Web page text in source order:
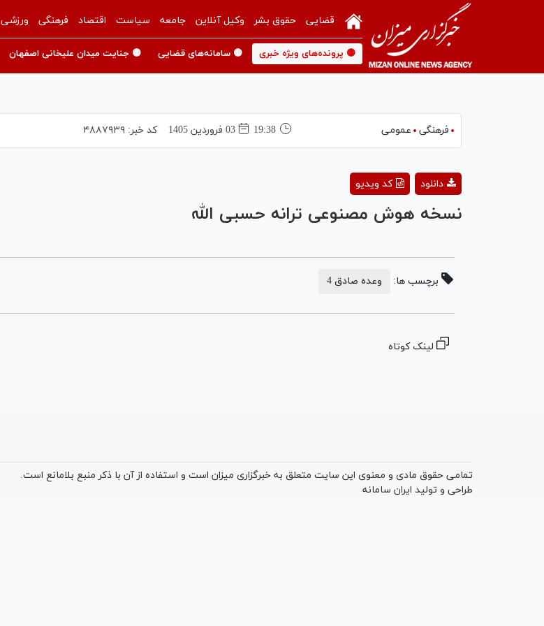
قضایی حقوق بشر وکیل آنلاین جامعه سیاست اقتصاد فرهنگی ورزشی
🟡 پرونده‌های ویژه خبری 🟡 سامانه‌های قضایی 🟡 جنایت میدان علیخانی اصفهان
فرهنگی عمومی 19:38 03 فروردين 1405 کد خبر: ۴۸۸۷۹۳۹
کد ویدیو دانلود
نسخه هوش مصنوعی ترانه حسبی الله
برچسب ها: وعده صادق 4
لینک کوتاه
تمامی حقوق مادی و معنوی این سایت متعلق به خبرگزاری میزان است و استفاده از آن با ذکر منبع بلامانع است.
طراحی و تولید ایران سامانه